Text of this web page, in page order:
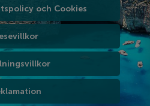
och Cookies